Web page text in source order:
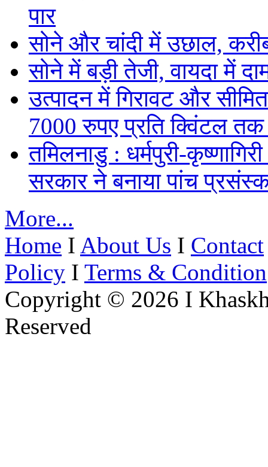
पार
सोने और चांदी में उछाल,
सोने में बड़ी तेजी, वायदा में
उत्पादन में गिरावट और
7000 रुपए प्रति क्विंटल
तमिलनाडु : धर्मपुरी-
सरकार ने बनाया पांच
More...
Home I About Us I Contact
Policy I Terms & Condition
Copyright © 2026 I
Reserved